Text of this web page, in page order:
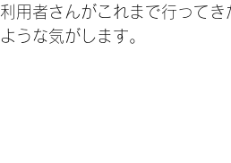
利用者さんがこれまで行って
ような気がします。